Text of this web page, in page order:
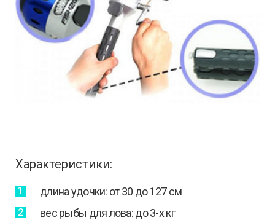
Характеристики:
длина удочки: от 30 до 127 см
вес рыбы для лова: до 3-х кг